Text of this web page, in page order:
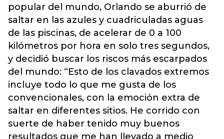
popular del mundo, Orlando se aburrió de
saltar en las azules y cuadriculadas aguas
de las piscinas, de acelerar de 0 a 100
kilómetros por hora en solo tres segundos,
y decidió buscar los riscos más escarpados
del mundo: “Esto de los clavados extremos
incluye todo lo que me gusta de los
convencionales, con la emoción extra de
saltar en diferentes sitios. He corrido con
suerte de haber tenido muy buenos
resultados que me han llevado a medio